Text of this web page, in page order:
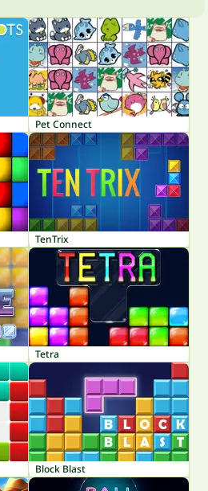
Pet Connect
TenTrix
Tetra
Block Blast